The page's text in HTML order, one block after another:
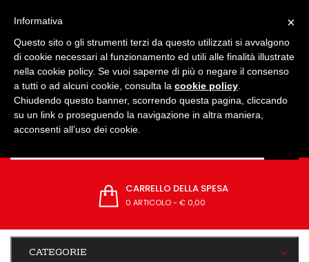
CARRELLO DELLA SPESA
0 ARTICOLO- € 0,00
CATEGORIE
×
Informativa
Questo sito o gli strumenti terzi da questo utilizzati si avvalgono
di cookie necessari al funzionamento ed utili alle finalità illustrate
nella cookie policy. Se vuoi saperne di più o negare il consenso
a tutti o ad alcuni cookie, consulta la cookie policy
Chiudendo questo banner, scorrendo questa pagina, cliccando
su un link o proseguendo la navigazione in altra maniera,
acconsenti all’uso dei cookie.